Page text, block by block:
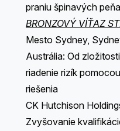
praniu špinavých
BRONZOVÝ VÍŤAZ
Mesto Sydney,
Austrália: Od
riadenie rizík
riešenia
CK Hutchison
Zvyšovanie